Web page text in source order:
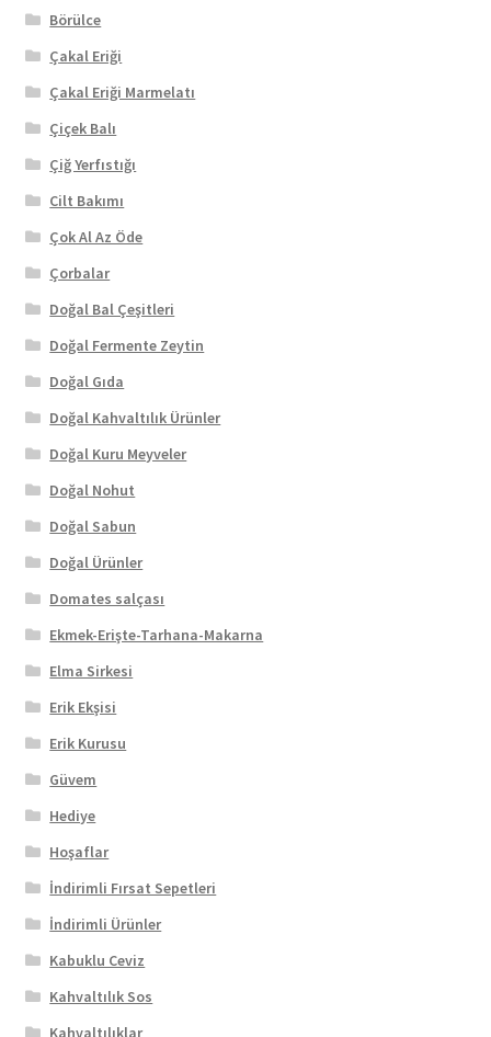
Börülce
Çakal Eriği
Çakal Eriği Marmelatı
Çiçek Balı
Çiğ Yerfıstığı
Cilt Bakımı
Çok Al Az Öde
Çorbalar
Doğal Bal Çeşitleri
Doğal Fermente Zeytin
Doğal Gıda
Doğal Kahvaltılık Ürünler
Doğal Kuru Meyveler
Doğal Nohut
Doğal Sabun
Doğal Ürünler
Domates salçası
Ekmek-Erişte-Tarhana-Makarna
Elma Sirkesi
Erik Ekşisi
Erik Kurusu
Güvem
Hediye
Hoşaflar
İndirimli Fırsat Sepetleri
İndirimli Ürünler
Kabuklu Ceviz
Kahvaltılık Sos
Kahvaltılıklar